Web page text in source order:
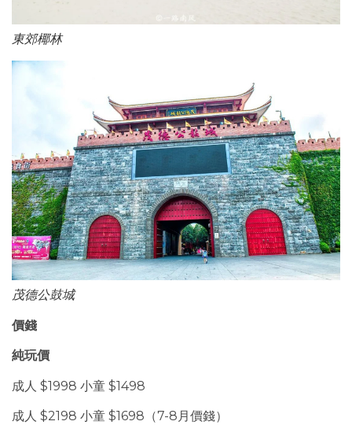
東郊椰林
茂德公鼓城
價錢
純玩價
成人 $1998 小童 $1498
成人 $2198 小童 $1698（7-8月價錢）